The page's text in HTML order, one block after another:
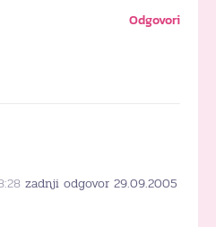
Odgovori
zadnji odgovor 29.09.2005